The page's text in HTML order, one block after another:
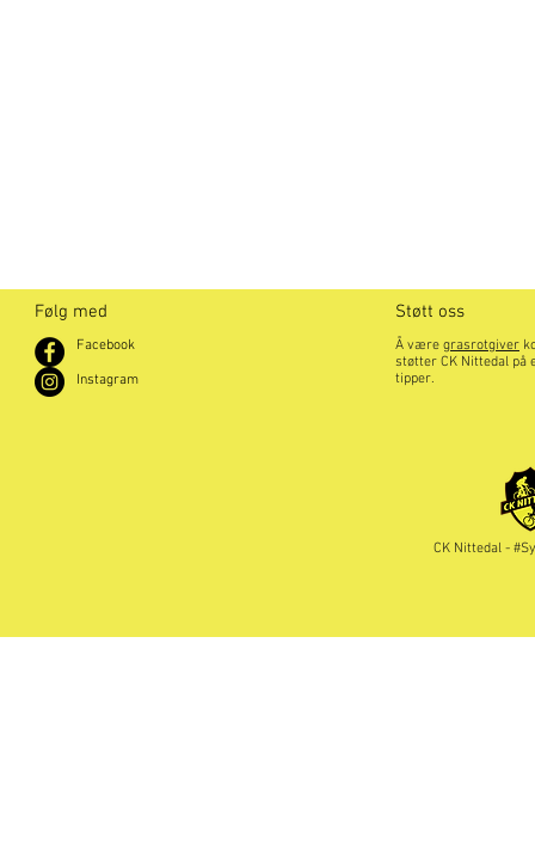
Følg med Støtt oss
Facebook
Instagram
Å være grasrotgiver
støtter CK Nittedal på
tipper.
CK Nittedal -